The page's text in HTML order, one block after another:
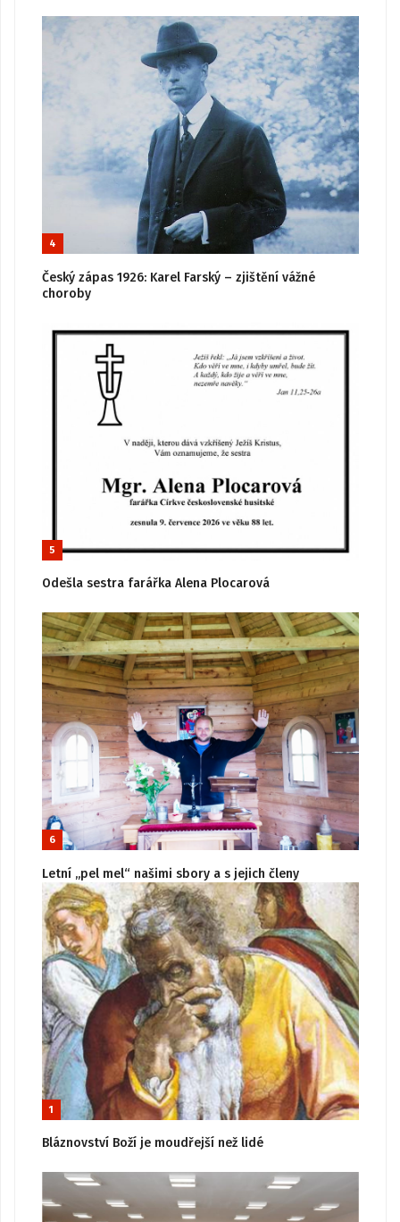
4
Český zápas 1926: Karel Farský – zjištění vážné
choroby
5
Odešla sestra farářka Alena Plocarová
6
Letní „pel mel“ našimi sbory a s jejich členy
1
Bláznovství Boží je moudřejší než lidé